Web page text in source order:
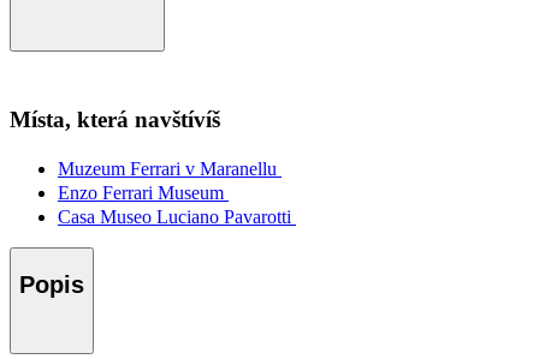
Místa, která navštívíš
Muzeum Ferrari v Maranellu
Enzo Ferrari Museum
Casa Museo Luciano Pavarotti
Popis